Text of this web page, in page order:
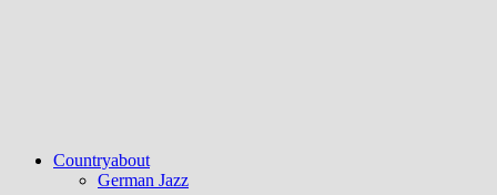
Countryabout
German Jazz